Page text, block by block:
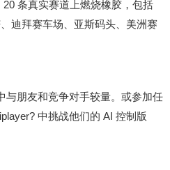
条真实赛道上燃烧橡胶，包括
迪拜赛车场、亚斯码头、美洲赛
与朋友和竞争对手较量。或参加任
中挑战他们的 AI 控制版